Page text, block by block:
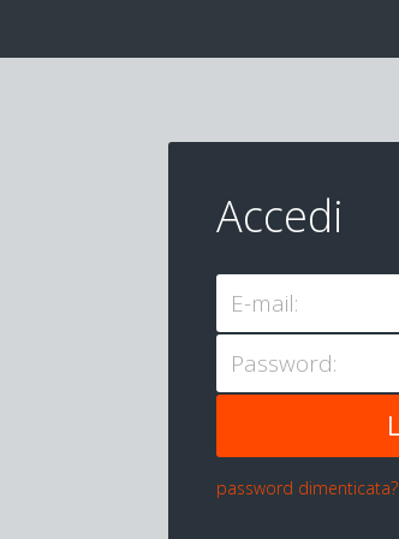
Accedi
E-mail:
Password:
password dimenticata?